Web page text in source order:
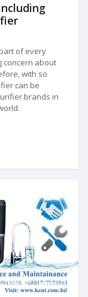
of every
concern about
with so
can be
brands in